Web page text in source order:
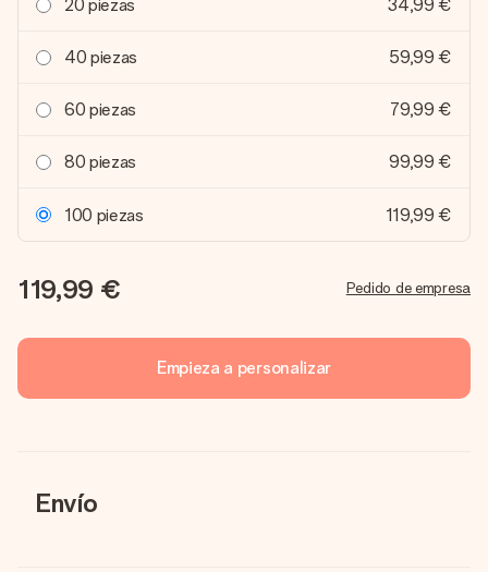
20 piezas 34,99 €
40 piezas 59,99 €
60 piezas 79,99 €
80 piezas 99,99 €
100 piezas 119,99 €
119,99 € Pedido de empresa
Empieza a personalizar
Envío